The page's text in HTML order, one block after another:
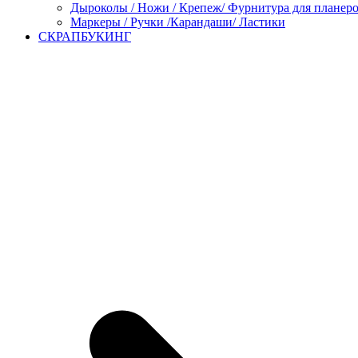
Дыроколы / Ножи / Крепеж/ Фурнитура для
Маркеры / Ручки /Карандаши/ Ластики
СКРАПБУКИНГ